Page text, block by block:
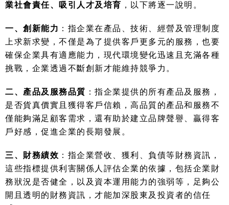
業社會責任、吸引人才及培育 ，以下將逐一說明。
一、創新能力 ：指企業在產品、技術、經營及管理制度
上求新求變，不僅是為了提供客戶更多元的服務，也要
確保企業具有適應能力，現代環境變化迅速且充滿各種
挑戰，企業透過不斷創新才能維持競爭力。
二、產品及服務品質 ：指企業提供的所有產品及服務，
是否貨真價實且獲得客戶信賴，高品質的產品和服務不
僅能夠滿足顧客需求，還有助於建立品牌聲譽、贏得客
戶好感，促進企業的長期發展。
三、財務績效 ：指企業營收、獲利、負債等財務資訊，
這些指標提供利害關係人評估企業的依據，包括企業財
務狀況是否健全，以及資本運用能力的強弱等，足夠公
開且透明的財務資訊，才能加深股東及投資者的信任